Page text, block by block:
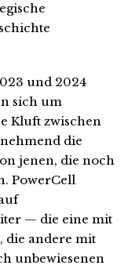
und 2024
sich um
Kluft zwischen
die
jenen, die noch
PowerCell
— die eine mit
die andere mit
unbewiesenen